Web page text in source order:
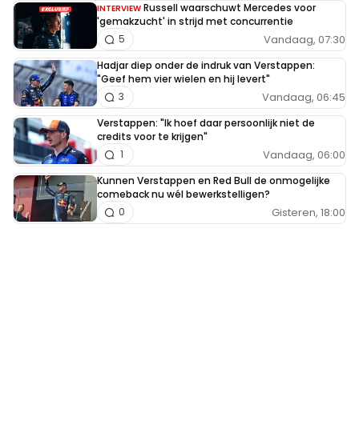
INTERVIEW Russell waarschuwt Mercedes voor
'gemakzucht' in strijd met concurrentie
Vandaag, 07:30
5
Hadjar diep onder de indruk van Verstappen:
"Geef hem vier wielen en hij levert"
Vandaag, 06:45
3
Verstappen: "Ik hoef daar persoonlijk niet de
credits voor te krijgen"
Vandaag, 06:00
1
Kunnen Verstappen en Red Bull de onmogelijke
comeback nu wél bewerkstelligen?
Gisteren, 18:00
0